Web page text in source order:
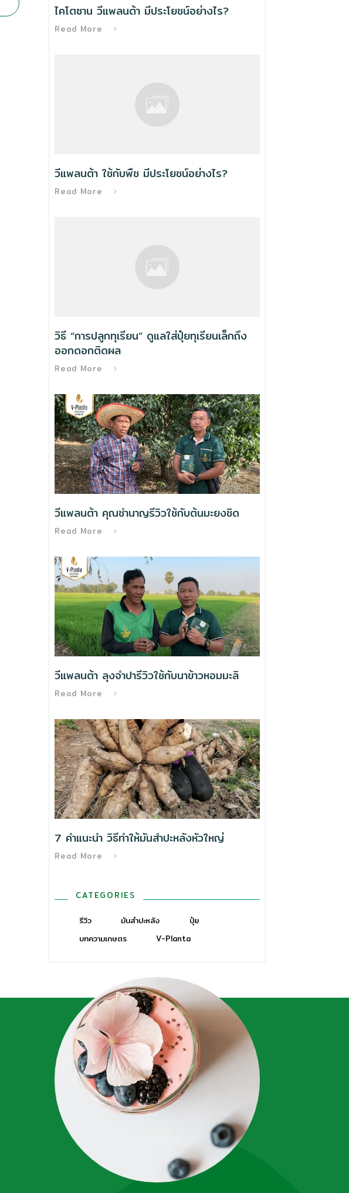
ไคโตซาน วีแพลนต้า มีประโยชน์อย่างไร?
Read More
วีแพลนต้า ใช้กับพืช มีประโยชน์อย่างไร?
Read More
วิธี “การปลูกทุเรียน” ดูแลใส่ปุ๋ยทุเรียนเล็กถึง
ออกดอกติดผล
Read More
วีแพลนต้า คุณชำนาญรีวิวใช้กับต้นมะยงชิด
Read More
วีแพลนต้า ลุงจำปารีวิวใช้กับนาข้าวหอมมะลิ
Read More
7 คำแนะนำ วิธีทําให้มันสำปะหลังหัวใหญ่
Read More
CATEGORIES
รีวิว มันสำปะหลัง
ปุ๋ย
บทความเกษตร
V-Planta